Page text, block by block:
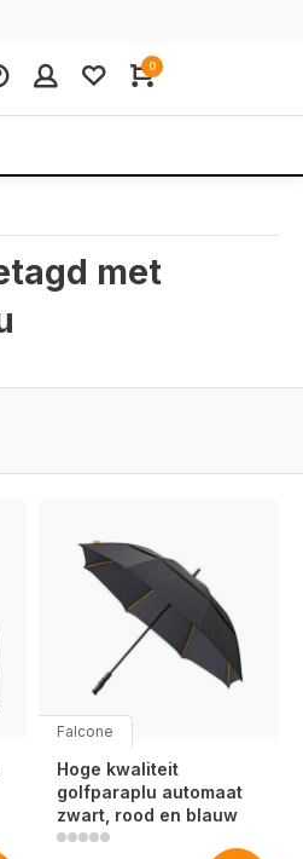
0
met
Falcone
Hoge kwaliteit
golfparaplu automaat
zwart, rood en blauw